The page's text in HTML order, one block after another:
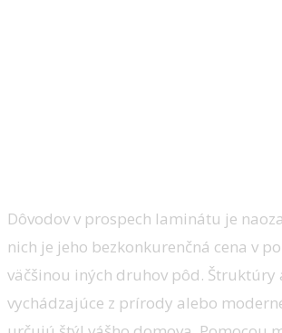
Dôvodov v prospech laminátu je
nich je jeho bezkonkurenčná cena v
väčšinou iných druhov pôd. Štruktúry
vychádzajúce z prírody alebo